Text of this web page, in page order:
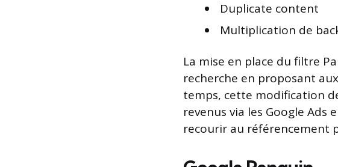
Duplicate content
Multiplication de
La mise en place du filtre
recherche en proposant
temps, cette modification
revenus via les Google
recourir au référencement